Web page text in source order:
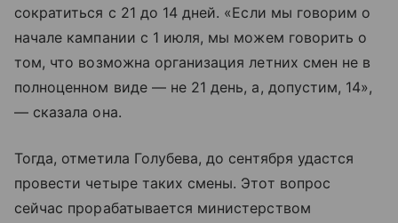
сократиться с 21 до 14 дней. «Если мы говорим о
начале кампании с 1 июля, мы можем говорить о
том, что возможна организация летних смен не в
полноценном виде — не 21 день, а, допустим, 14»,
— сказала она.
Тогда, отметила Голубева, до сентября удастся
провести четыре таких смены. Этот вопрос
сейчас прорабатывается министерством